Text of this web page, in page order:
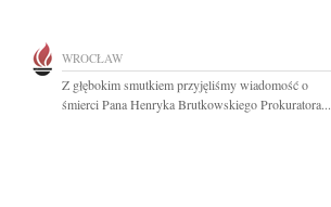
WROCŁAW
Z głębokim smutkiem przyjęliśmy wiadomość o
śmierci Pana Henryka Brutkowskiego Prokuratora...